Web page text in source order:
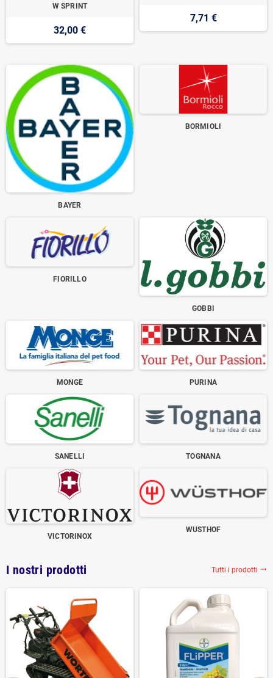
W SPRINT
32,00 €
7,71 €
BAYER
BORMIOLI
FIORILLO
GOBBI
MONGE PURINA
SANELLI TOGNANA
VICTORINOX
WUSTHOF
I nostri prodotti Tutti i prodotti trending_flat